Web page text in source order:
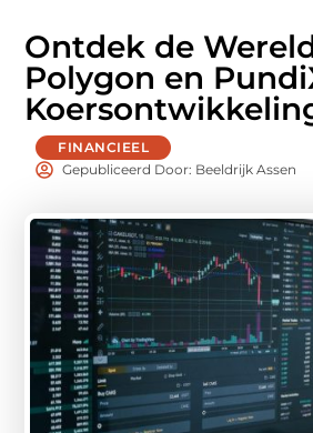
Ontdek de
Polygon en
FINANCIEEL
Gepubliceerd Door: Beeldrijk Assen